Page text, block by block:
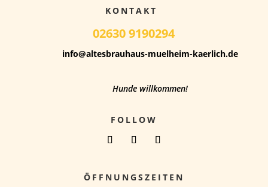
KONTAKT
02630 9190294
info@altesbrauhaus-muelheim-kaerlich.de
Hunde willkommen!
FOLLOW
ÖFFNUNGSZEITEN